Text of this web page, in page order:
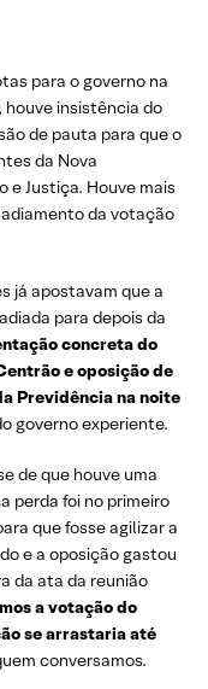
para o governo na
houve insistência do
de pauta para que o
da Nova
e Justiça. Houve mais
da votação
já apostavam que a
para depois da
concreta do
e oposição de
Previdência na noite
governo experiente.
de que houve uma
perda foi no primeiro
que fosse agilizar a
e a oposição gastou
da ata da reunião
a votação do
se arrastaria até
conversamos.